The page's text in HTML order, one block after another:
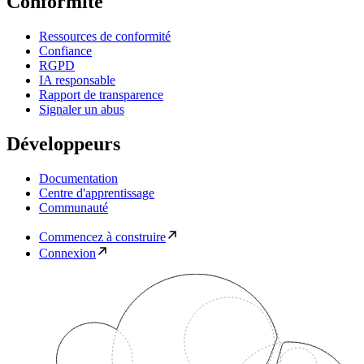
Ressources de conformité
Confiance
RGPD
IA responsable
Rapport de transparence
Signaler un abus
Développeurs
Documentation
Centre d'apprentissage
Communauté
Commencez à construire
Connexion